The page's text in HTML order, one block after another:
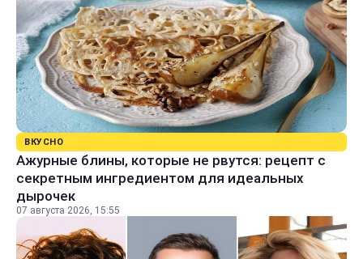
ВКУСНО
Ажурные блины, которые не рвутся: рецепт с
секретным ингредиентом для идеальных
дырочек
07 августа 2026, 15:55